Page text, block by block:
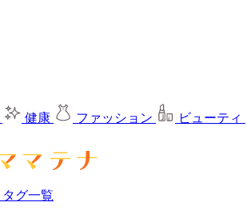
健康 ファッション ビューティ
タグ一覧